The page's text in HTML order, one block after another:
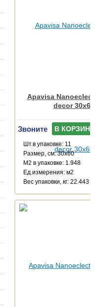
Apavisa
decor 30x60
Звоните В КОРЗИНУ
Шт.в упаковке: 11
Размер, см: 30x60
М2 в упаковке: 1.948
Ед.измерения: м2
Веc упаковки, кг: 22.443